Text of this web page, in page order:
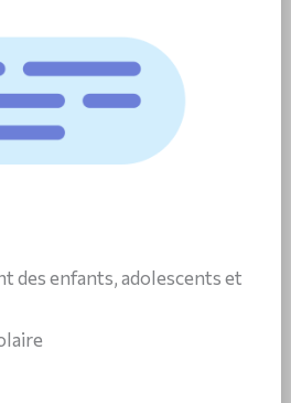
des enfants, adolescents et